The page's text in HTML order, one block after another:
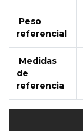
Peso
referencial
Medidas
de
referencia